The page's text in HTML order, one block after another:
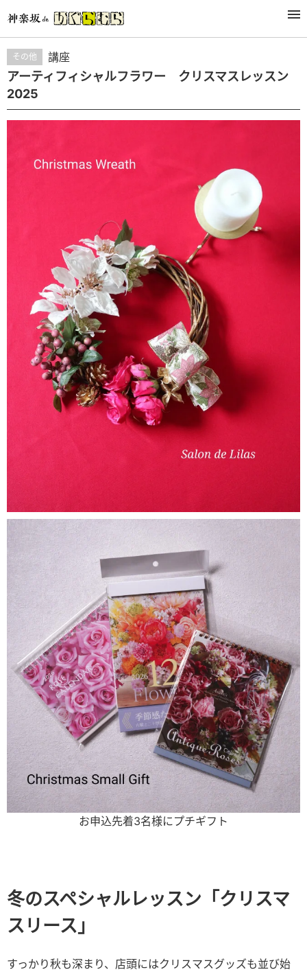
STUDY&LESSON
その他 講座
アーティフィシャルフラワー クリスマスレッスン
2025
お申込先着3名様にプチギフト
冬のスペシャルレッスン「 クリスマ
スリース 」
すっかり秋も深まり、店頭にはクリスマスグッズも並び始